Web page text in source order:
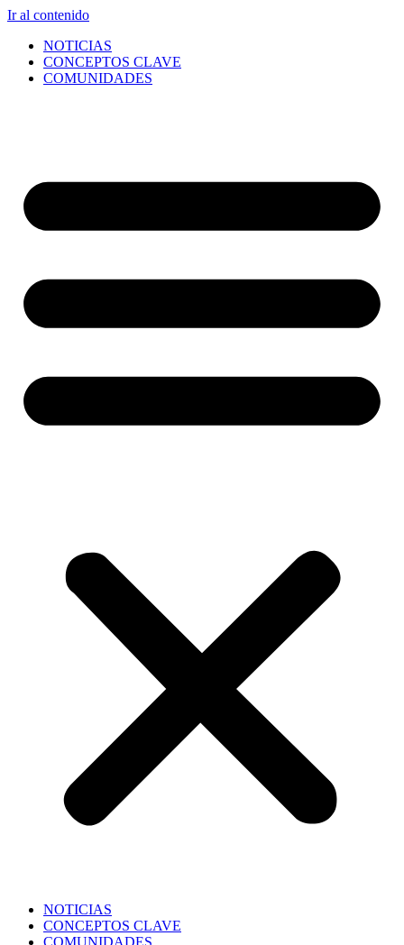
Ir al contenido
NOTICIAS
CONCEPTOS CLAVE
COMUNIDADES
NOTICIAS
CONCEPTOS CLAVE
COMUNIDADES